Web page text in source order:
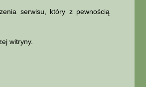
serwisu, który z pewnością
witryny.